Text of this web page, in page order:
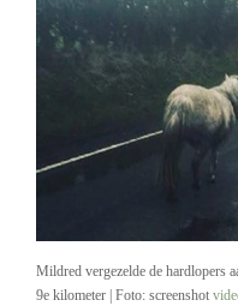
Mildred vergezelde de hardlopers
9e kilometer | Foto: screenshot